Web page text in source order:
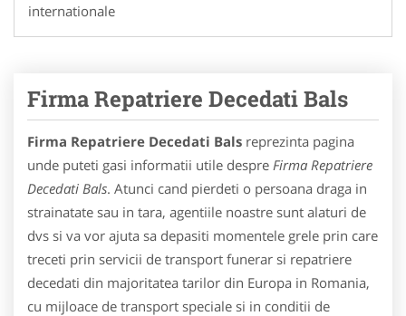
internationale
Firma Repatriere Decedati Bals
Firma Repatriere Decedati Bals reprezinta pagina
unde puteti gasi informatii utile despre Firma Repatriere
Decedati Bals. Atunci cand pierdeti o persoana draga in
strainatate sau in tara, agentiile noastre sunt alaturi de
dvs si va vor ajuta sa depasiti momentele grele prin care
treceti prin servicii de transport funerar si repatriere
decedati din majoritatea tarilor din Europa in Romania,
cu mijloace de transport speciale si in conditii de